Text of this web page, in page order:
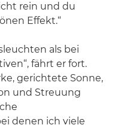
rein und du
Effekt.“
als bei
fährt er fort.
gerichtete Sonne,
und Streuung
denen ich viele